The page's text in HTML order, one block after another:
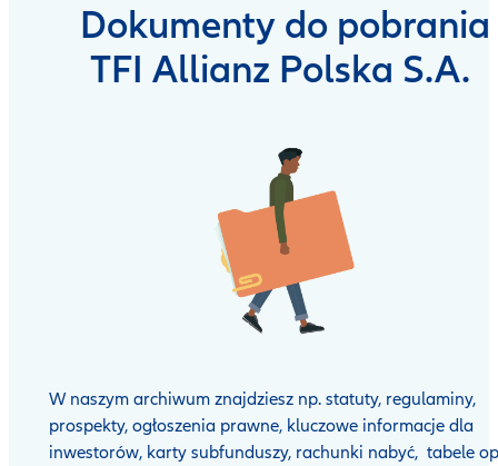
Dokumenty do pobrania
TFI Allianz Polska S.A.
W naszym archiwum znajdziesz np. statuty, regulaminy,
prospekty, ogłoszenia prawne, kluczowe informacje dla
inwestorów, karty subfunduszy, rachunki nabyć, tabele